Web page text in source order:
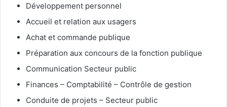
Développement personnel
Accueil et relation aux usagers
Achat et commande publique
Préparation aux concours de la fonction publique
Communication Secteur public
Finances – Comptabilité – Contrôle de gestion
Conduite de projets – Secteur public